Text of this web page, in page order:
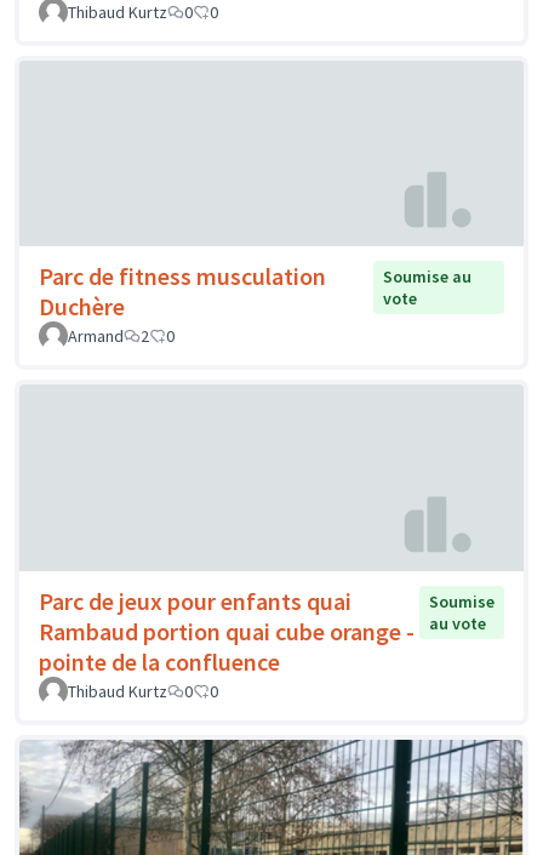
Thibaud Kurtz 0 0
Parc de fitness musculation
Duchère
Soumise au
vote
Armand
2 0
Parc de jeux pour enfants quai
Rambaud portion quai cube orange -
pointe de la confluence
Soumise
au vote
Thibaud Kurtz 0 0